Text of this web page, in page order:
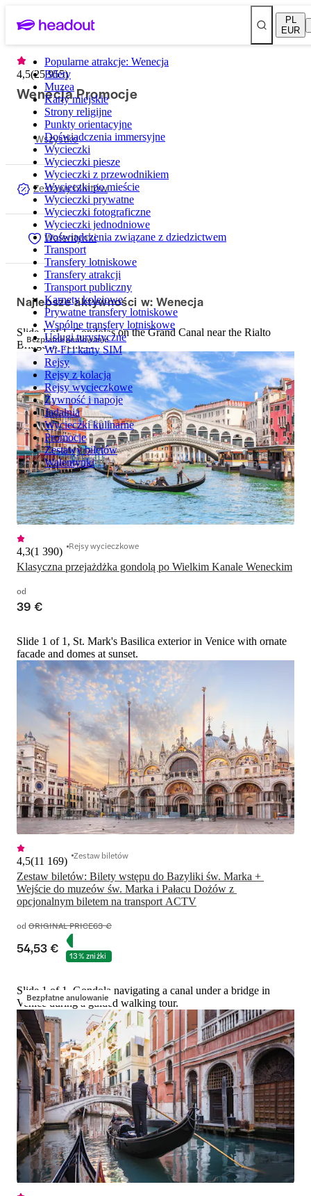
PL
EUR
Popularne atrakcje: Wenecja
Bilety
Muzea
Karty miejskie
Strony religijne
Punkty orientacyjne
Doświadczenia immersyjne
Wycieczki
Wycieczki piesze
Wycieczki z przewodnikiem
Wycieczki po mieście
Wycieczki prywatne
Wycieczki fotograficzne
Wycieczki jednodniowe
Doświadczenia związane z dziedzictwem
Transport
Transfery lotniskowe
Transfery atrakcji
Transport publiczny
Karnety kolejowe
Prywatne transfery lotniskowe
Wspólne transfery lotniskowe
Usługi turystyczne
Wi-Fi i karty SIM
Rejsy
Rejsy z kolacją
Rejsy wycieczkowe
Żywność i napoje
Jadalnia
Wycieczki kulinarne
Promocje
Zestawy biletów
Walentynki
4,5(25 955)
Wenecja Promocje
Wszystko
Zestawy biletów
Walentynki
Najlepsze aktywności w: Wenecja
Bezpłatne anulowanie
Slide 1 of 1, Gondolas on the Grand Canal near the Rialto
Bridge in Venice.
Klasyczna przejażdżka gondolą po Wielkim Kanale Weneckim
4,3(1 390) Rejsy wycieczkowe
od
39 €
Slide 1 of 1, St. Mark's Basilica exterior in Venice with ornate
facade and domes at sunset.
Zestaw biletów: Bilety wstępu do Bazyliki św. Marka +
Wejście do muzeów św. Marka i Pałacu Dożów z
opcjonalnym biletem na transport ACTV
4,5(11 169) Zestaw biletów
od ORIGINAL PRICE63 €
54,53 € 13% zniżki
Bezpłatne anulowanie
Slide 1 of 1, Gondola navigating a canal under a bridge in
Venice during a guided walking tour.